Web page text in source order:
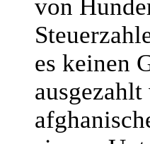
von
es keinen